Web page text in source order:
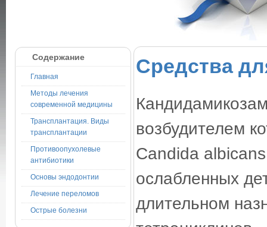
Содержание
Главная
Методы лечения
современной медицины
Трансплантация. Виды
трансплантации
Противоопухолевые
антибиотики
Основы эндодонтии
Лечение переломов
Острые болезни
Средства
возбудителем
Candida
ослабленных
длительном